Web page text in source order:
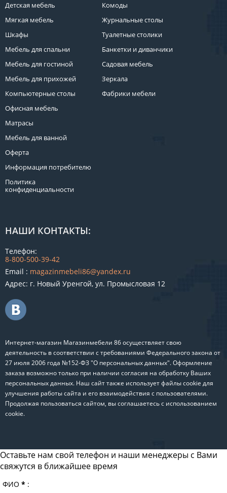
Детская мебель
Мягкая мебель
Шкафы
Мебель для спальни
Мебель для гостиной
Мебель для прихожей
Компьютерные столы
Офисная мебель
Матрасы
Мебель для ванной
Оферта
Информация потребителю
Политика
конфиденциальности
Комоды
Журнальные столы
Туалетные столики
Банкетки и диванчики
Садовая мебель
Зеркала
Фабрики мебели
НАШИ КОНТАКТЫ:
Телефон:
8-800-500-39-42
Email : magazinmebeli86@yandex.ru
Адрес: г. Новый Уренгой, ул. Промысловая 12
Интернет-магазин Магазинмебели 86 осуществляет свою
деятельность в соответствии с требованиями Федерального закона от
27 июля 2006 года №152-ФЗ "О персональных данных". Оформление
заказа возможно только при наличии согласия на обработку Ваших
персональных данных. Наш сайт также использует файлы cookie для
улучшения работы сайта и его взаимодействия с пользователями.
Продолжая пользоваться сайтом, вы соглашаетесь с использованием
cookie.
Оставьте нам свой телефон и наши менеджеры с Вами
свяжутся в ближайшее время
ФИО * :